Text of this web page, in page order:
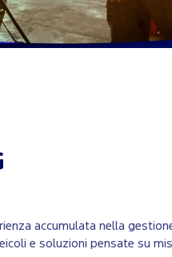
accumulata nella
e soluzioni pensate su